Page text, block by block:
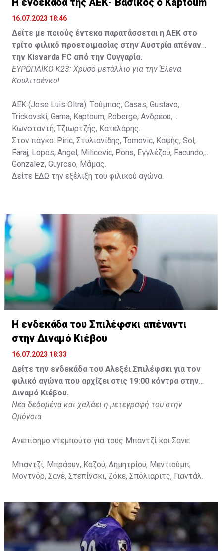
Στον πάγκο: Petkovic, Cipetic, Kovasic, Jovicic, Szeles,
Vida, Otvos, Lucas, Camas, Mesanovic.
H ενδεκάδα της ΑΕΚ- Βασικός ο Kaptoum
16.07.2023 18:46
Δείτε με ποιούς έντεκα παρατάσσεται η ΑΕΚ στο
τρίτο φιλικό προετοιμασίας στην Αυστρία απέναντι
την Kisvarda FC από την Ουγγαρία.
ΕΥΡΩΠΑΪΚΟ Κ23: Χρυσό μετάλλιο για την Έλενα
Κουλιτσένκο!
ΑΕΚ (Jose Luis Oltra): Tούμπας, Casas, Gustavo,
Trickovski, Gama, Κaptoum, Roberge, Aνδρέου,
Κωνσταντή, Τζιωρτζής, Κατελάρης.
Στον πάγκο: Piric, Στυλιανίδης, Tomovic, Καψής, Sol,
Faraj, Lopes, Angel, Milicevic, Pons, Εγγλέζου, Facundo,
Gonzalez, Guyrcso, Μάμας.
Δείτε ΕΔΩ την εξέλιξη του φιλικού αγώνα.
Η ενδεκάδα του Σπιλέφσκι απέναντι
στην Διναμό Κιέβου
16.07.2023 18:33
Δείτε την ενδεκάδα του Αλεξέι Σπιλέφσκι για τον
φιλικό αγώνα που αρχίζει στις 19:00 κόντρα στην
Διναμό Κιέβου.
Νέα δεδομένα και χαλάει η μετεγραφή του στην
Ομόνοια
Ανεπίσημο ντεμπούτο για τους Μπαντζί και Σανέ.
Μπαντζί, Μπράουν, Καζού, Δημητρίου, Μεντιούμπ,
Μοντνόρ, Σανέ, Στεπίνσκι, Ζόκε, Σπόλιαριτς, Γιαντάλ.